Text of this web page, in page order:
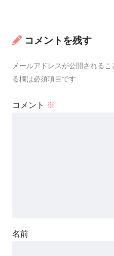
コメントを残す
メールアドレスが公開されるこ
る欄は必須項目です
コメント ※
名前